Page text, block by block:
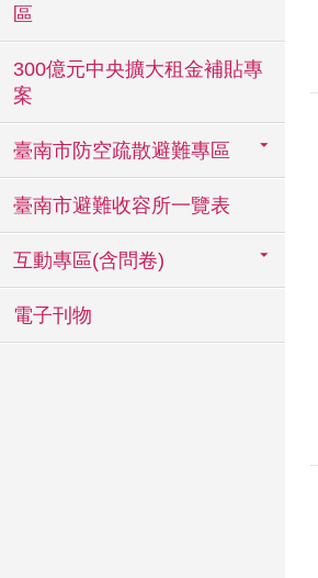
區
300億元中央擴大租金補貼專
案
臺南市防空疏散避難專區
臺南市避難收容所一覽表
互動專區(含問卷)
電子刊物